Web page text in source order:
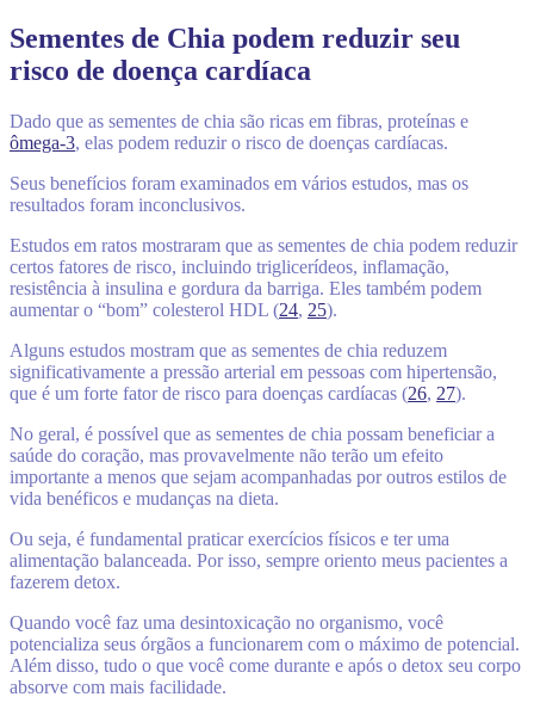
Sementes de Chia podem reduzir seu
risco de doença cardíaca
Dado que as sementes de chia são ricas em fibras, proteínas e
ômega-3, elas podem reduzir o risco de doenças cardíacas.
Seus benefícios foram examinados em vários estudos, mas os
resultados foram inconclusivos.
Estudos em ratos mostraram que as sementes de chia podem reduzir
certos fatores de risco, incluindo triglicerídeos, inflamação,
resistência à insulina e gordura da barriga. Eles também podem
aumentar o “bom” colesterol HDL (24, 25).
Alguns estudos mostram que as sementes de chia reduzem
significativamente a pressão arterial em pessoas com hipertensão,
que é um forte fator de risco para doenças cardíacas (26, 27).
No geral, é possível que as sementes de chia possam beneficiar a
saúde do coração, mas provavelmente não terão um efeito
importante a menos que sejam acompanhadas por outros estilos de
vida benéficos e mudanças na dieta.
Ou seja, é fundamental praticar exercícios físicos e ter uma
alimentação balanceada. Por isso, sempre oriento meus pacientes a
fazerem detox.
Quando você faz uma desintoxicação no organismo, você
potencializa seus órgãos a funcionarem com o máximo de potencial.
Além disso, tudo o que você come durante e após o detox seu corpo
absorve com mais facilidade.